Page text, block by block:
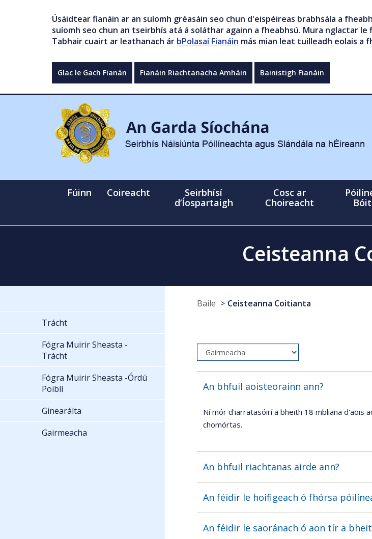
Úsáidtear fianáin ar an suíomh gréasáin seo chun d'eispéireas brabhsála a
suíomh seo chun an tseirbhís atá á soláthar againn a fheabhsú. Mura nglactar
Tabhair cuairt ar leathanach ár bPolasaí Fianáin más mian leat tuilleadh eolais a
Glac le Gach Fianán Fianáin Riachtanacha Amháin Bainistigh Fianáin
Fúinn Coireacht
Seirbhísí
d’Íospartaigh
Cosc ar
Choireacht
Ceisteanna
Baile Ceisteanna Coitianta
An bhfuil aoisteorainn ann?
Ní mór d'iarratasóirí a bheith 18 mbliana d'aois
chomórtas.
An bhfuil riachtanas airde ann?
An féidir le hoifigeach ó fhórsa
An féidir le saoránach ó aon tír a
Trácht
Fógra Muirir Sheasta -
Trácht
Fógra Muirir Sheasta -Órdú
Poiblí
Ginearálta
Gairmeacha